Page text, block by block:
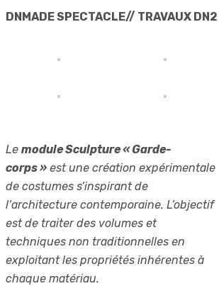
DNMADE SPECTACLE// TRAVAUX DN2
Le module Sculpture « Garde-
corps » est une création expérimentale
de costumes s’inspirant de
l’architecture contemporaine. L’objectif
est de traiter des volumes et
techniques non traditionnelles en
exploitant les propriétés inhérentes à
chaque matériau.